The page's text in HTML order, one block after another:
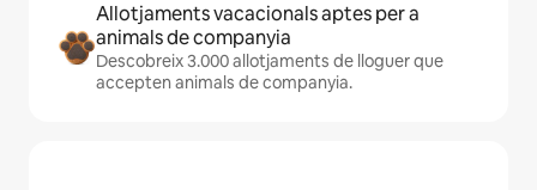
Allotjaments vacacionals aptes per a
animals de companyia
Descobreix 3.000 allotjaments de lloguer que
accepten animals de companyia.